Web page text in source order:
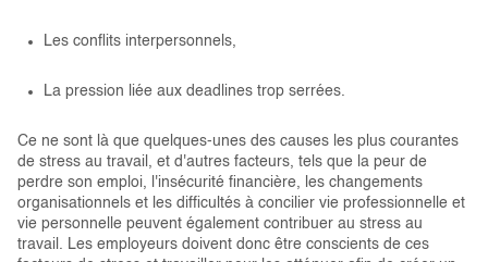
Les conflits interpersonnels,
La pression liée aux deadlines trop serrées.
Ce ne sont là que quelques-unes des causes les plus courantes
de stress au travail, et d'autres facteurs, tels que la peur de
perdre son emploi, l'insécurité financière, les changements
organisationnels et les difficultés à concilier vie professionnelle et
vie personnelle peuvent également contribuer au stress au
travail. Les employeurs doivent donc être conscients de ces